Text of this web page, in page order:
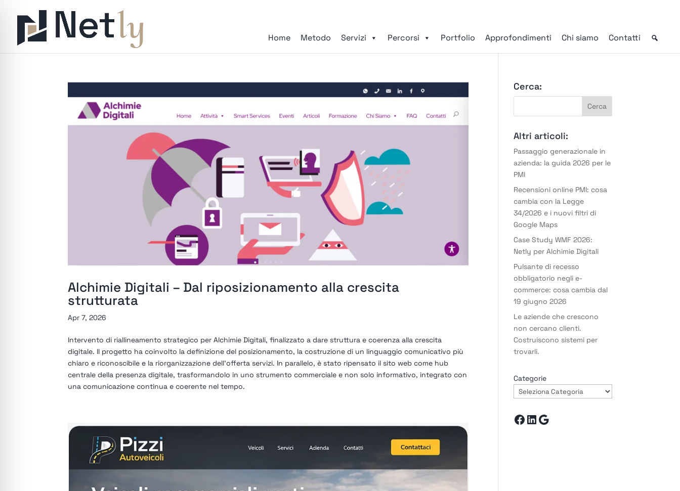
Home Metodo Servizi Percorsi Portfolio Approfondimenti Chi siamo Contatti
Alchimie Digitali – Dal riposizionamento alla crescita
strutturata
Apr 7, 2026
Intervento di riallineamento strategico per Alchimie Digitali, finalizzato a dare struttura e coerenza alla crescita
digitale. Il progetto ha coinvolto la definizione del posizionamento, la costruzione di un linguaggio comunicativo più
chiaro e riconoscibile e la riorganizzazione dell’offerta servizi. In parallelo, è stato ripensato il sito web come hub
centrale della presenza digitale, trasformandolo in uno strumento commerciale e non solo informativo, integrato con
una comunicazione continua e coerente nel tempo.
Cerca:
Altri articoli:
Passaggio generazionale in
azienda: la guida 2026 per le
PMI
Recensioni online PMI: cosa
cambia con la Legge
34/2026 e i nuovi filtri di
Google Maps
Case Study WMF 2026:
Netly per Alchimie Digitali
Pulsante di recesso
obbligatorio negli e-
commerce: cosa cambia dal
19 giugno 2026
Le aziende che crescono
non cercano clienti.
Costruiscono sistemi per
trovarli.
Categorie
Facebook
LinkedIn
Google